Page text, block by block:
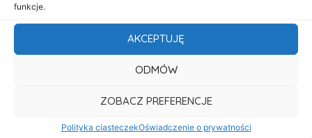
funkcje.
AKCEPTUJĘ
ODMÓW
ZOBACZ PREFERENCJE
Polityka ciasteczekOświadczenie o prywatności
Cennik
Kontakt
Deklaracja dostępności
Klauzula informacyjna